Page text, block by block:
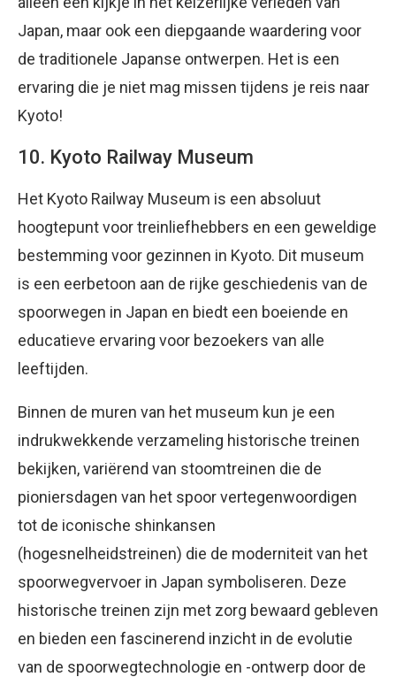
Japan, maar ook een diepgaande waardering voor
de traditionele Japanse ontwerpen. Het is een
ervaring die je niet mag missen tijdens je reis naar
Kyoto!
10. Kyoto Railway Museum
Het Kyoto Railway Museum is een absoluut
hoogtepunt voor treinliefhebbers en een geweldige
bestemming voor gezinnen in Kyoto. Dit museum
is een eerbetoon aan de rijke geschiedenis van de
spoorwegen in Japan en biedt een boeiende en
educatieve ervaring voor bezoekers van alle
leeftijden.
Binnen de muren van het museum kun je een
indrukwekkende verzameling historische treinen
bekijken, variërend van stoomtreinen die de
pioniersdagen van het spoor vertegenwoordigen
tot de iconische shinkansen
(hogesnelheidstreinen) die de moderniteit van het
spoorwegvervoer in Japan symboliseren. Deze
historische treinen zijn met zorg bewaard gebleven
en bieden een fascinerend inzicht in de evolutie
van de spoorwegtechnologie en -ontwerp door de